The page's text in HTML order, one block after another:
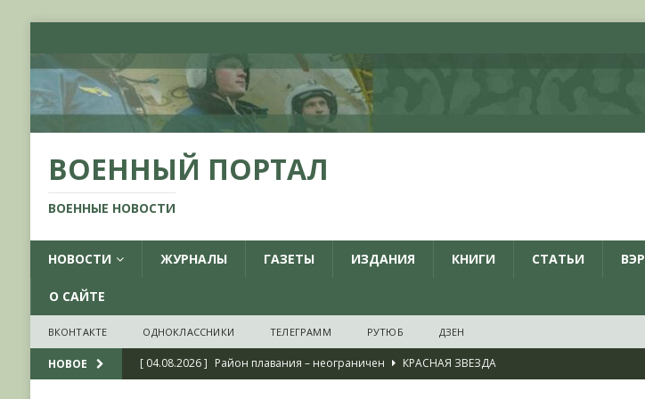
ВОЕННЫЙ ПОРТАЛ
ВОЕННЫЕ НОВОСТИ
НОВОСТИ ЖУРНАЛЫ ГАЗЕТЫ ИЗДАНИЯ КНИГИ СТАТЬИ ВЭР
О САЙТЕ
ВКОНТАКТЕ ОДНОКЛАССНИКИ ТЕЛЕГРАММ РУТЮБ ДЗЕН
НОВОЕ [ 04.08.2026 ] Район плавания – неограничен
КРАСНАЯ ЗВЕЗДА